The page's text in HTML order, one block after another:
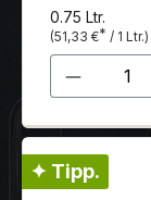
0.75 Ltr.
(51,33 €* / 1 Ltr.)
✦ Tipp.